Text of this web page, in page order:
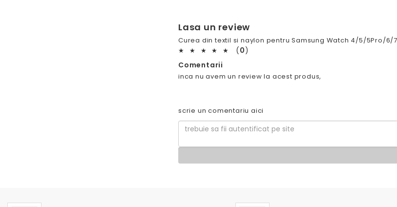
Lasa un review
Curea din textil si naylon pentru Samsung Watch 4/5/5Pro/6/7/
★
★ ★ ★ ★ (0)
Comentarii
inca nu avem un review la acest produs,
scrie un comentariu aici